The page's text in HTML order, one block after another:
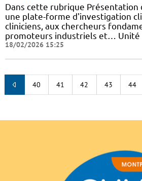
Dans cette rubrique Présentation
une plate-forme d'investigation
cliniciens, aux chercheurs
promoteurs industriels et… Unité
18/02/2026 15:25
40 41 42 43 44